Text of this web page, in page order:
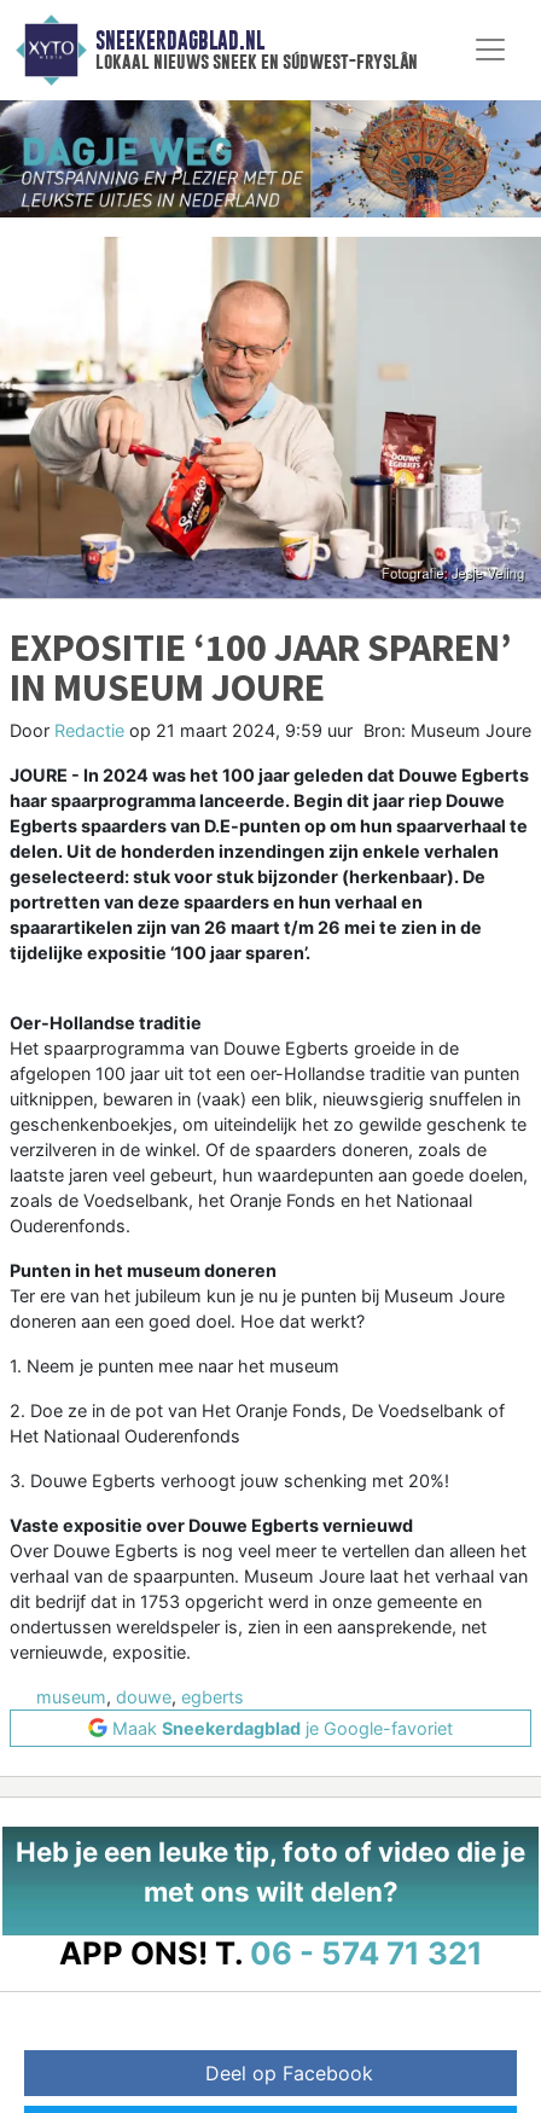
SNEEKERDAGBLAD.NL
lokaal nieuws sneek en súdwest-fryslân
EXPOSITIE ‘100 JAAR SPAREN’
IN MUSEUM JOURE
Door Redactie op 21 maart 2024, 9:59 uur Bron: Museum Joure
JOURE - In 2024 was het 100 jaar geleden dat Douwe Egberts
haar spaarprogramma lanceerde. Begin dit jaar riep Douwe
Egberts spaarders van D.E-punten op om hun spaarverhaal te
delen. Uit de honderden inzendingen zijn enkele verhalen
geselecteerd: stuk voor stuk bijzonder (herkenbaar). De
portretten van deze spaarders en hun verhaal en
spaarartikelen zijn van 26 maart t/m 26 mei te zien in de
tijdelijke expositie ‘100 jaar sparen’.
Oer-Hollandse traditie
Het spaarprogramma van Douwe Egberts groeide in de
afgelopen 100 jaar uit tot een oer-Hollandse traditie van punten
uitknippen, bewaren in (vaak) een blik, nieuwsgierig snuffelen in
geschenkenboekjes, om uiteindelijk het zo gewilde geschenk te
verzilveren in de winkel. Of de spaarders doneren, zoals de
laatste jaren veel gebeurt, hun waardepunten aan goede doelen,
zoals de Voedselbank, het Oranje Fonds en het Nationaal
Ouderenfonds.
Punten in het museum doneren
Ter ere van het jubileum kun je nu je punten bij Museum Joure
doneren aan een goed doel. Hoe dat werkt?
1. Neem je punten mee naar het museum
2. Doe ze in de pot van Het Oranje Fonds, De Voedselbank of
Het Nationaal Ouderenfonds
3. Douwe Egberts verhoogt jouw schenking met 20%!
Vaste expositie over Douwe Egberts vernieuwd
Over Douwe Egberts is nog veel meer te vertellen dan alleen het
verhaal van de spaarpunten. Museum Joure laat het verhaal van
dit bedrijf dat in 1753 opgericht werd in onze gemeente en
ondertussen wereldspeler is, zien in een aansprekende, net
vernieuwde, expositie.
museum, douwe, egberts
Maak Sneekerdagblad je Google-favoriet
Heb je een leuke tip, foto of video die je
met ons wilt delen?
APP ONS! T. 06 - 574 71 321
Deel op Facebook